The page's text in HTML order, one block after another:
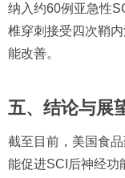
纳入约60例亚急性
椎穿刺接受四次鞘
能改善。
五、结论与展
截至目前，美国食
能促进SCI后神经